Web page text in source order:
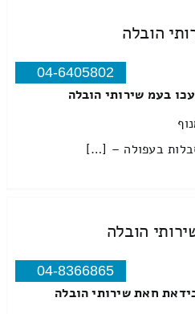
הובלה
04-6405802
בעמ שירותי הובלה
בעפולה – […]
הובלה
04-8366865
חאת שירותי הובלה